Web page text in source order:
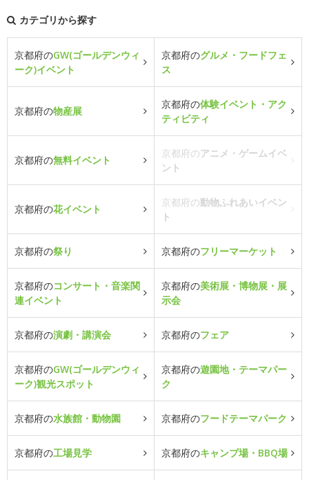
カテゴリから探す
京都府のGW(ゴールデンウィ
ーク)イベント
京都府のグルメ・フードフェ
ス
京都府の物産展
京都府の体験イベント・アク
ティビティ
京都府の無料イベント
京都府のアニメ・ゲームイベ
ント
京都府の花イベント
京都府の動物ふれあいイベン
ト
京都府の祭り 京都府のフリーマーケット
京都府のコンサート・音楽関
連イベント
京都府の美術展・博物展・展
示会
京都府の演劇・講演会 京都府のフェア
京都府のGW(ゴールデンウィ
ーク)観光スポット
京都府の遊園地・テーマパー
ク
京都府の水族館・動物園 京都府のフードテーマパーク
京都府の工場見学 京都府のキャンプ場・BBQ場